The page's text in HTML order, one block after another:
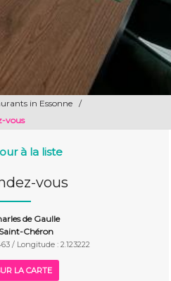
in Essonne
/
vous
à la liste
vous
de Gaulle
Chéron
/ Longitude : 2.123222
LA CARTE